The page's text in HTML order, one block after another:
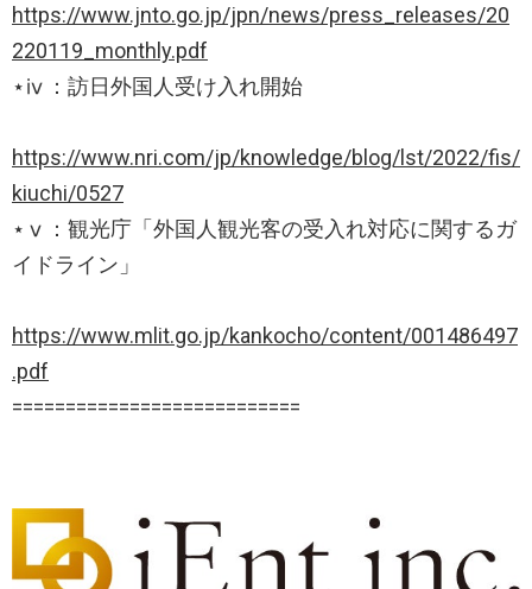
https://www.jnto.go.jp/jpn/news/press_releases/20
220119_monthly.pdf
⋆ⅳ：訪日外国人受け入れ開始
https://www.nri.com/jp/knowledge/blog/lst/2022/fis/
kiuchi/0527
⋆ⅴ：観光庁「外国人観光客の受入れ対応に関するガ
イドライン」
https://www.mlit.go.jp/kankocho/content/001486497
.pdf
===========================